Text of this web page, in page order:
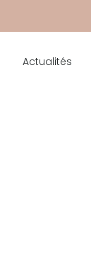
Actualités